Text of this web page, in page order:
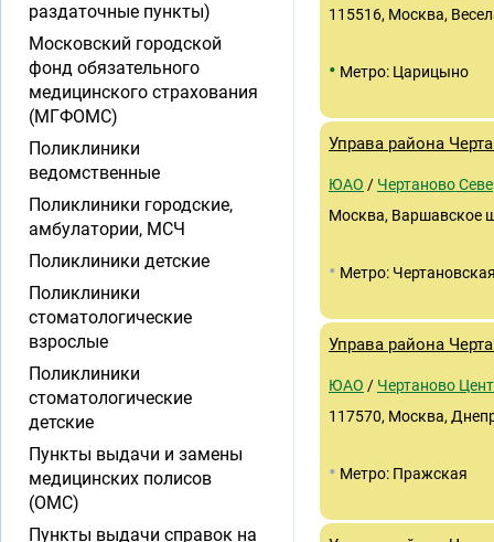
115516, Москва,
• Метро: Царицыно
Управа района
ЮАО / Чертаново
Москва, Варшавское
• Метро:
Управа района
ЮАО / Чертаново
117570, Москва,
• Метро: Пражская
раздаточные пункты)
Московский городской
фонд обязательного
медицинского страхования
(МГФОМС)
Поликлиники
ведомственные
Поликлиники городские,
амбулатории, МСЧ
Поликлиники детские
Поликлиники
стоматологические
взрослые
Поликлиники
стоматологические
детские
Пункты выдачи и замены
медицинских полисов
(ОМС)
Пункты выдачи справок на